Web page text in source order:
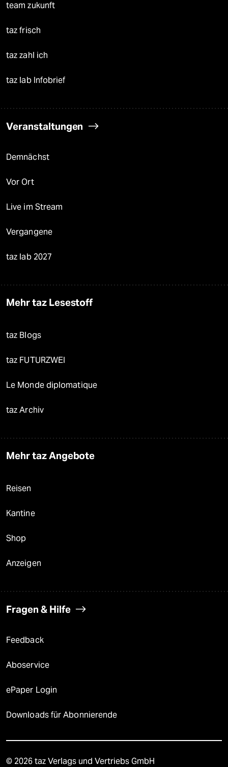
team zukunft
taz frisch
taz zahl ich
taz lab Infobrief
Veranstaltungen
Demnächst
Vor Ort
Live im Stream
Vergangene
taz lab 2027
Mehr taz Lesestoff
taz Blogs
taz FUTURZWEI
Le Monde diplomatique
taz Archiv
Mehr taz Angebote
Reisen
Kantine
Shop
Anzeigen
Fragen & Hilfe
Feedback
Aboservice
ePaper Login
Downloads für Abonnierende
© 2026 taz Verlags und Vertriebs GmbH